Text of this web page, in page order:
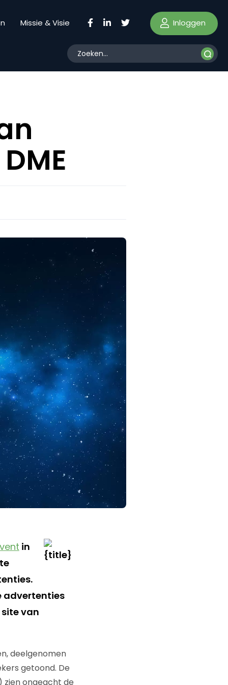
Missie & Visie Inloggen
in
advertenties
site van
deelgenomen
getoond. De
ongeacht de